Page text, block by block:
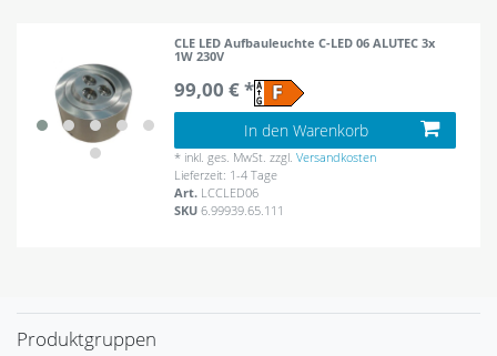
CLE LED Aufbauleuchte C-LED 06 ALUTEC 3x
1W 230V
99,00 € *
In den Warenkorb
* inkl. ges. MwSt. zzgl.Versandkosten
Lieferzeit: 1-4 Tage
Art. LCCLED06
SKU6.99939.65.111
Produktgruppen